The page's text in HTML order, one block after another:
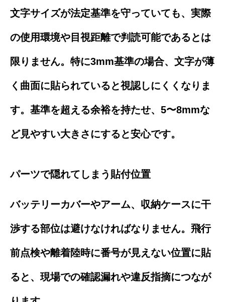
文字サイズが法定基準を守っていても、実際
の使用環境や目視距離で判読可能であるとは
限りません。特に3mm基準の場合、文字が薄
く曲面に貼られていると視認しにくくなりま
す。基準を超える余裕を持たせ、5〜8mmな
ど見やすい大きさにすると安心です。
パーツで隠れてしまう貼付位置
バッテリーカバーやアーム、収納ケースに干
渉する部位は避けなければなりません。飛行
前点検や離着陸時に番号が見えない位置に貼
ると、現場での確認漏れや違反指摘につなが